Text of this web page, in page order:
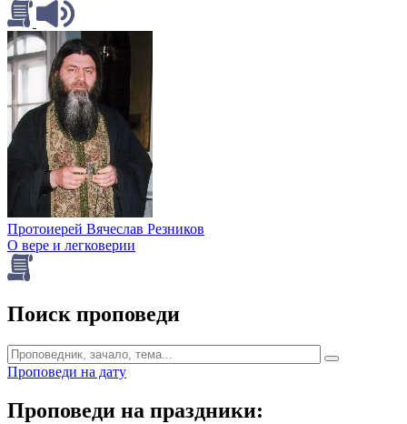
Протоиерей Вячеслав Резников
О вере и легковерии
Поиск проповеди
Проповеди на дату
Проповеди на праздники: